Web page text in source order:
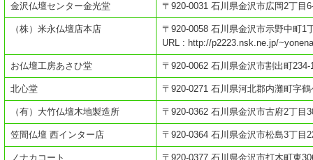
金沢仏壇センター金光堂 〒920-0031 石川県金沢市広岡2丁目
（株）米永仏壇店本店
〒920-0058 石川県金沢市示野中町1
URL : http://p2223.nsk.ne.jp/
お仏壇工房あさひ堂 〒920-0062 石川県金沢市割出町234-
北心堂 〒920-0271 石川県河北郡内灘町字
（有）大竹仏壇木地製造所 〒920-0362 石川県金沢市古府2丁目
笠間仏壇 西インター店 〒920-0364 石川県金沢市松島3丁目
ノナカコート 〒920-0377 石川県金沢市打木町東